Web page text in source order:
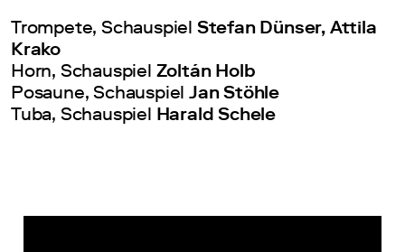
Trompete, Schauspiel Stefan Dünser, Attila
Krako
Horn, Schauspiel Zoltán Holb
Posaune, SchauspielJan Stöhle
Tuba, Schauspiel Harald Schele